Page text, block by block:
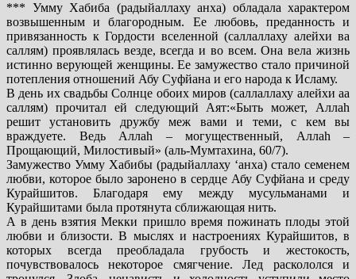
*** Умму Хабиба (радыйаллаху анха) обладала характером
возвышенным и благородным. Ее любовь, преданность и
привязанность к Гордости вселенной (саллаллаху алейхи ва
саллям) проявлялась везде, всегда и во всем. Она вела жизнь
истинно верующей женщины. Ее замужество стало причиной
потепления отношений Абу Суфйана и его народа к Исламу.
В день их свадьбы Солнце обоих миров (саллаллаху алейхи аа
саллям) прочитал ей следующий Аят:«Быть может, Аллаh
решит установить дружбу меж вами и теми, с кем вы
враждуете. Ведь Аллаh – могущественный, Аллаh –
Прощающий, Милостивый» (аль-Мумтахина, 60/7).
Замужество Умму Хабибы (радыйаллаху ‘анха) стало семенем
любви, которое было заронено в сердце Абу Суфйана и среду
Курайшитов. Благодаря ему между мусульманами и
Курайшитами была протянута сближающая нить.
А в день взятия Мекки пришло время пожинать плоды этой
любви и близости. В мыслях и настроениях Курайшитов, в
которых всегда преобладала грубость и жестокость,
почувствовалось некоторое смягчение. Лед раскололся и